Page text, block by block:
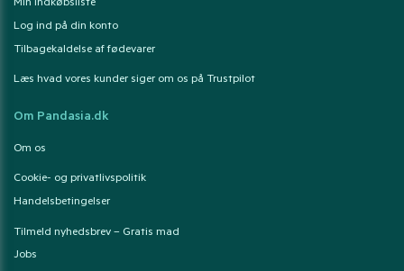
Min indkøbsliste
Log ind på din konto
Tilbagekaldelse af fødevarer
Læs hvad vores kunder siger om os på Trustpilot
Om Pandasia.dk
Om os
Cookie- og privatlivspolitik
Handelsbetingelser
Tilmeld nyhedsbrev – Gratis mad
Jobs